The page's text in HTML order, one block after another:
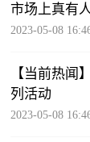
市场上真有
2023-05-08
【当前热闻
列活动
2023-05-08